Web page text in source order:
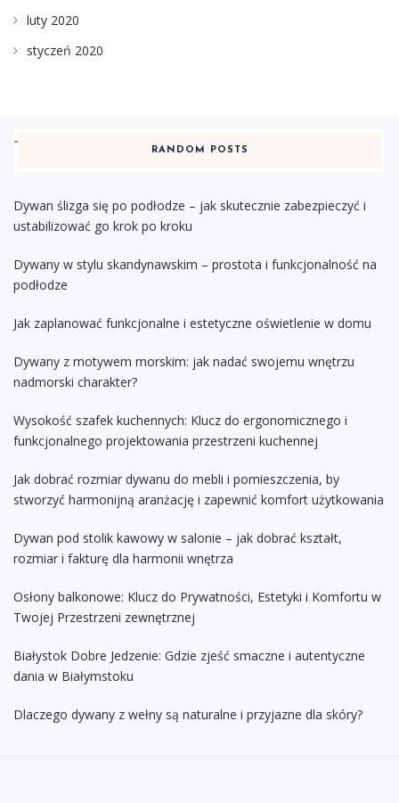
luty 2020
styczeń 2020
RANDOM POSTS
Dywan ślizga się po podłodze – jak skutecznie zabezpieczyć i
ustabilizować go krok po kroku
Dywany w stylu skandynawskim – prostota i funkcjonalność na
podłodze
Jak zaplanować funkcjonalne i estetyczne oświetlenie w domu
Dywany z motywem morskim: jak nadać swojemu wnętrzu
nadmorski charakter?
Wysokość szafek kuchennych: Klucz do ergonomicznego i
funkcjonalnego projektowania przestrzeni kuchennej
Jak dobrać rozmiar dywanu do mebli i pomieszczenia, by
stworzyć harmonijną aranżację i zapewnić komfort użytkowania
Dywan pod stolik kawowy w salonie – jak dobrać kształt,
rozmiar i fakturę dla harmonii wnętrza
Osłony balkonowe: Klucz do Prywatności, Estetyki i Komfortu w
Twojej Przestrzeni zewnętrznej
Białystok Dobre Jedzenie: Gdzie zjeść smaczne i autentyczne
dania w Białymstoku
Dlaczego dywany z wełny są naturalne i przyjazne dla skóry?